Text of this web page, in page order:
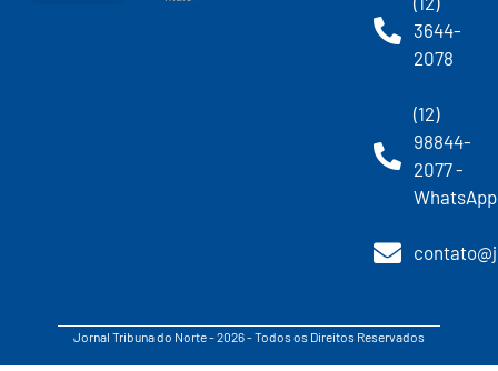
3644-
2078
(12)
98844-
2077 -
WhatsApp
Jornal Tribuna do Norte - 2026 - Todos os Direitos Reservados